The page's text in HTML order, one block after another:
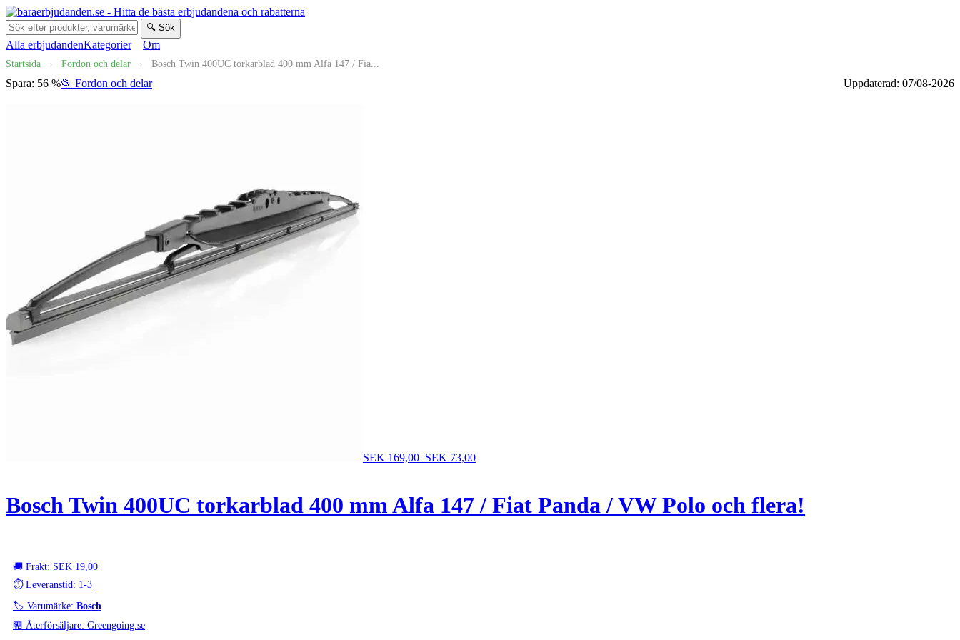
🔍 Sök
Alla erbjudandenKategorier Om
Startsida › Fordon och delar › Bosch Twin 400UC torkarblad 400 mm Alfa 147 / Fia...
Spara: 56 %📂 Fordon och delar Uppdaterad: 07/08-2026
SEK 169,00 SEK 73,00
Bosch Twin 400UC torkarblad 400 mm Alfa 147 / Fiat Panda / VW Polo och flera!
🚚 Frakt: SEK 19,00
⏱️ Leveranstid: 1-3
🏷️ Varumärke: Bosch
🏪 Återförsäljare: Greengoing.se